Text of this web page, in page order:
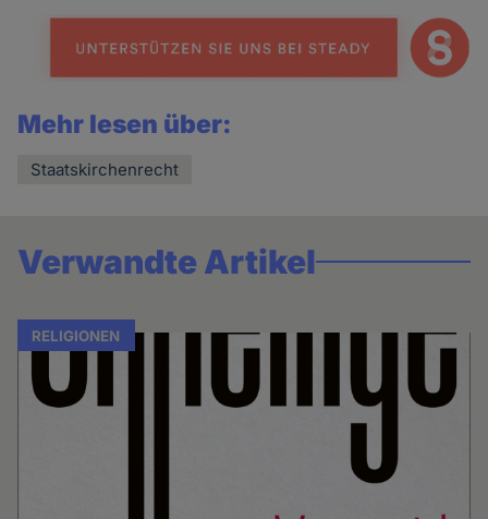
news
Mehr lesen über:
Staatskirchenrecht
Verwandte Artikel
RELIGIONEN